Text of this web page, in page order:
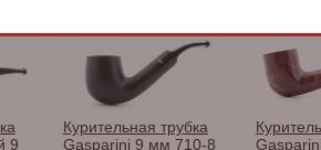
9
Курительная трубка
Gasparini 9 мм 710-8